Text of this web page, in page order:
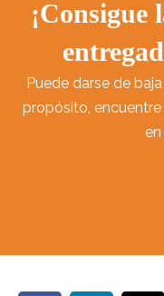
¡Consigue
Puede darse de
propósito,